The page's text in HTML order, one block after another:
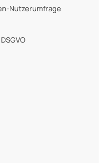
Nutzerumfrage